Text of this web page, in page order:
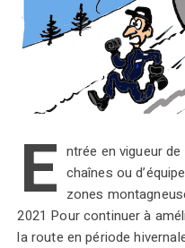
E ntrée en vigueur
chaînes ou
zones
2021 Pour continuer à
la route en période